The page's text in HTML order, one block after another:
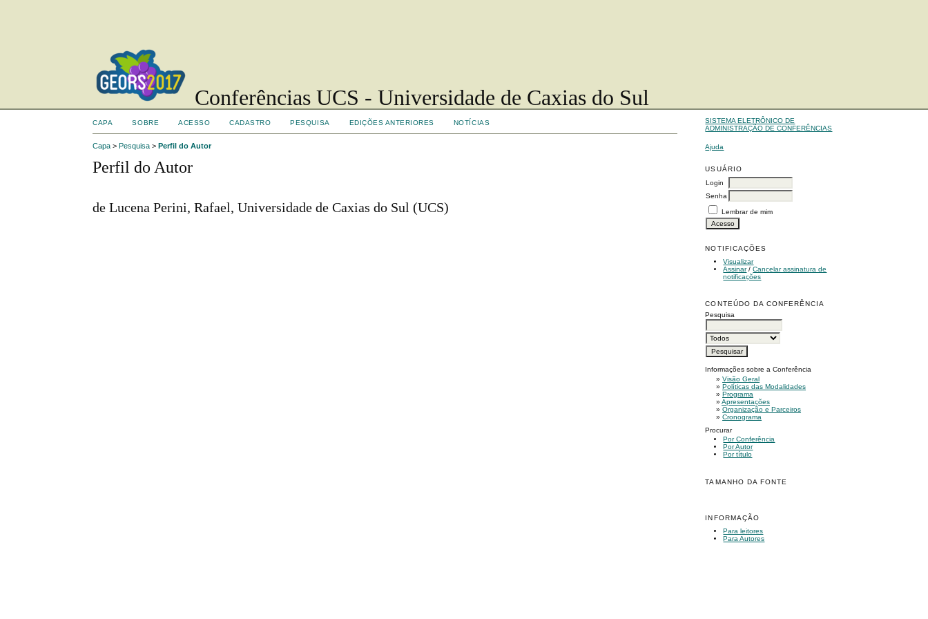
Conferências UCS - Universidade de Caxias do Sul
SISTEMA ELETRÔNICO DE
ADMINISTRAÇÃO DE CONFERÊNCIAS
Ajuda
USUÁRIO
Login
Senha
Lembrar de mim
NOTIFICAÇÕES
Visualizar
Assinar/Cancelar assinatura de
notificações
CONTEÚDO DA CONFERÊNCIA
Pesquisa
Informações sobre a Conferência
»Visão Geral
»Políticas das Modalidades
»Programa
»Apresentações
»Organização e Parceiros
»Cronograma
Procurar
Por Conferência
Por Autor
Por título
TAMANHO DA FONTE
INFORMAÇÃO
Para leitores
Para Autores
CAPA SOBRE ACESSO CADASTRO PESQUISA EDIÇÕES ANTERIORES NOTÍCIAS
Capa >Pesquisa >Perfil do Autor
Perfil do Autor
de Lucena Perini, Rafael, Universidade de Caxias do Sul (UCS)